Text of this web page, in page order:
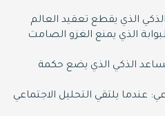
الذي يقطع تعقيد العالم
الذي يمنع الغزو الصامت
الذكي الذي يضع حكمة
عندما يلتقي التحليل الاجتماعي